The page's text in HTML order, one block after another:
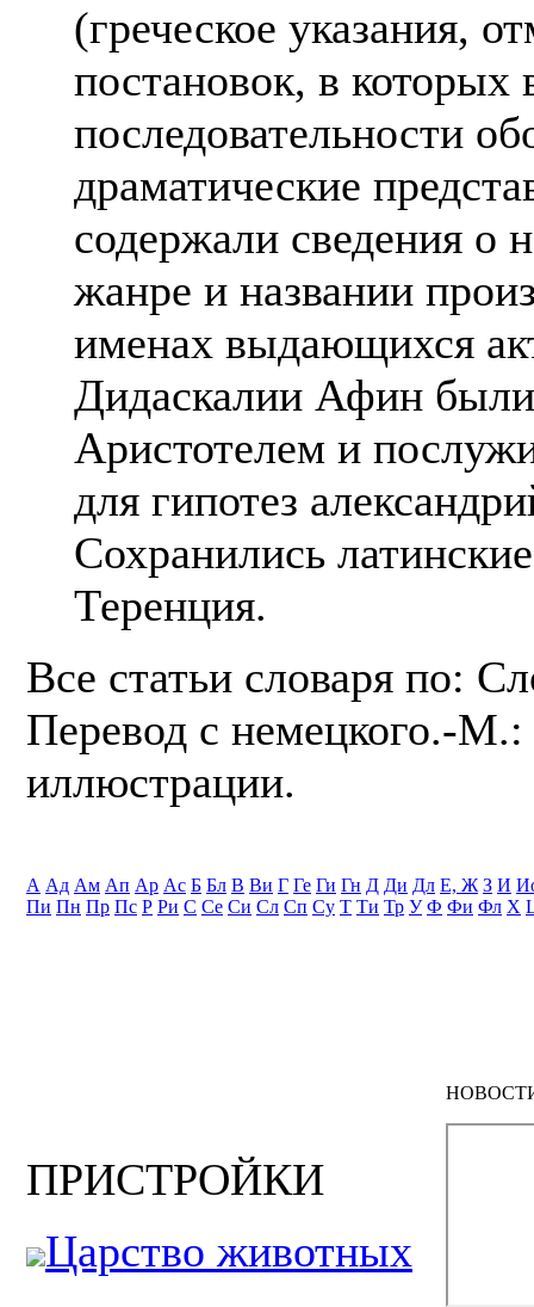
(греческое указания,
постановок, в которых
последовательности
драматические
содержали сведения о
жанре и названии
именах выдающихся
Дидаскалии Афин
Аристотелем и
для гипотез
Сохранились
Теренция.
Все статьи словаря по:
Перевод с немецкого.-
иллюстрации.
А Ад Ам Ап Ар Ас Б Бл В Ви Г Ге Ги Гн Д Ди Дл Е, Ж З И
Пи Пн Пр Пс Р Ри С Се Си Сл Сп Су Т Ти Тр У Ф Фи Фл Х
ПРИСТРОЙКИ
Царство животных